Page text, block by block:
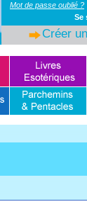
Mot de passe oublié ?
Se
Créer